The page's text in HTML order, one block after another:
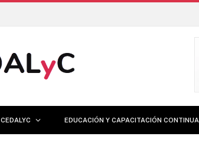
CEDALYC EDUCACIÓN Y CAPACITACIÓN CONTINUA